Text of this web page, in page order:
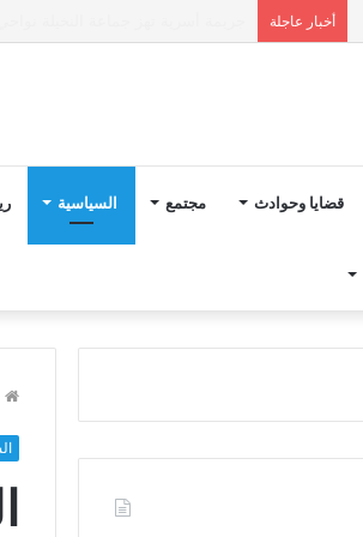
أخبار عاجلة
قضايا وحوادث مجتمع السياسية